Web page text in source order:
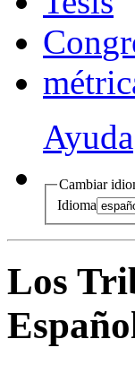
Con
m
Ayuda
Cambiar
Idioma
Los